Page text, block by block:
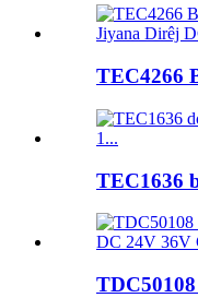
TEC4266
TEC1636